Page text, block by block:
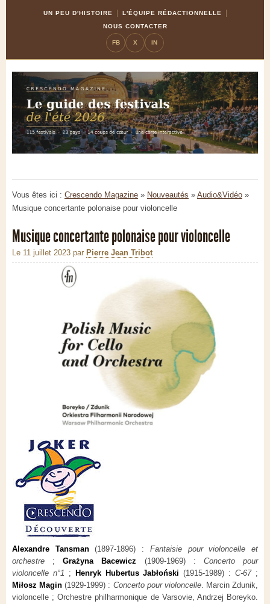
UN PEU D'HISTOIRE
L'ÉQUIPE RÉDACTIONNELLE
NOUS CONTACTER
FB X IN
Vous êtes ici : Crescendo Magazine » Nouveautés » Audio&Vidéo »
Musique concertante polonaise pour violoncelle
Musique concertante polonaise pour violoncelle
Le 11 juillet 2023 par Pierre Jean Tribot
Alexandre Tansman(1897-1896) : Fantaisie pour violoncelle et
orchestre ; Grażyna Bacewicz (1909-1969) : Concerto pour
violoncelle n°1 ; Henryk Hubertus Jabłoński(1915-1989) :C-67;
Miłosz Magin (1929-1999) : Concerto pour violoncelle. Marcin Zdunik,
violoncelle ; Orchestre philharmonique de Varsovie, Andrzej Boreyko.